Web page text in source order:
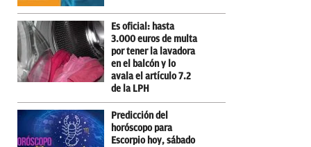
Es oficial: hasta
3.000 euros de multa
por tener la lavadora
en el balcón y lo
avala el artículo 7.2
de la LPH
Predicción del
horóscopo para
Escorpio hoy, sábado